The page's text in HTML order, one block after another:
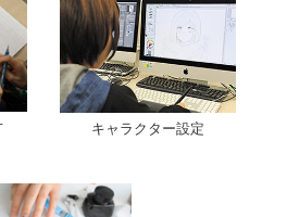
キャラクター設定